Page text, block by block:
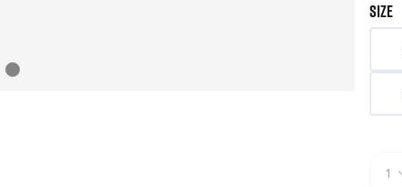
SIZE
1